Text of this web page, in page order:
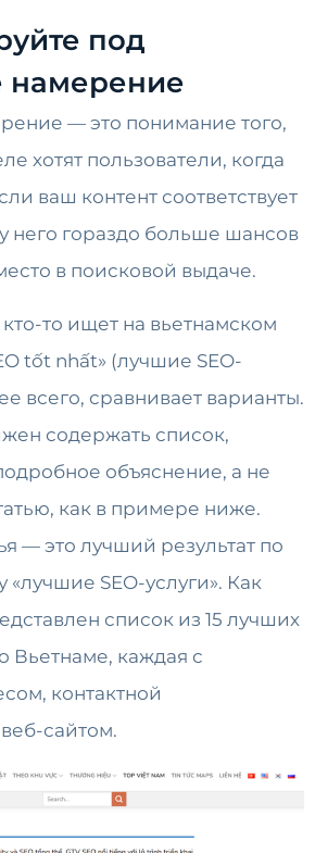
под
намерение
— это понимание того,
хотят пользователи, когда
ваш контент соответствует
него гораздо больше шансов
в поисковой выдаче.
то ищет на вьетнамском
tốt nhất» (лучшие SEO-
всего, сравнивает варианты.
содержать список,
объяснение, а не
как в примере ниже.
— это лучший результат по
SEO-услуги». Как
список из 15 лучших
Вьетнаме, каждая с
контактной
сайтом.